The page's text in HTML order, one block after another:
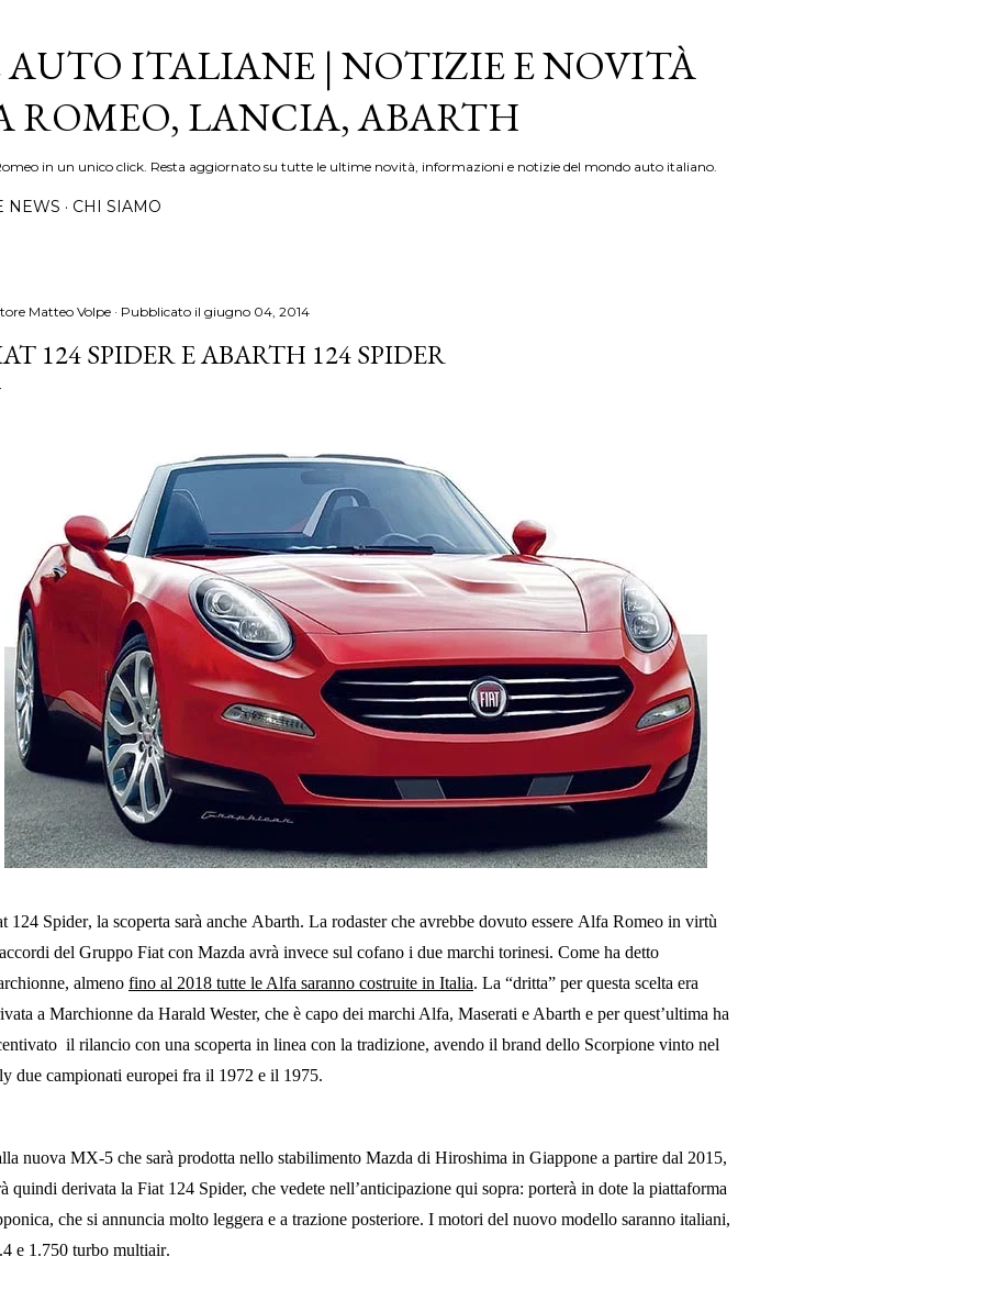
AUTO ITALIANE | NOTIZIE E NOVITÀ
ROMEO, LANCIA, ABARTH
in un unico click. Resta aggiornato su tutte le ultime novità, informazioni e notizie del mondo auto italiano.
NEWS CHI SIAMO
Matteo Volpe Pubblicato il giugno 04, 2014
124 SPIDER E ABARTH 124 SPIDER
124 Spider, la scoperta sarà anche Abarth. La rodasterche avrebbe dovuto essere Alfa Romeo in virtù
del Gruppo Fiat con Mazda avrà invece sul cofano i due marchi torinesi. Come ha detto
almeno fino al 2018 tutte le Alfa saranno costruite in Italia. La “dritta” per questa scelta era
a Marchionne da Harald Wester, che è capo dei marchi Alfa, Maserati e Abarth e per quest’ultima ha
il rilancio con una scoperta in linea con la tradizione, avendo il brand dello Scorpione vinto nel
due campionati europei fra il 1972 e il 1975.
nuova MX-5 che sarà prodotta nello stabilimento Mazda di Hiroshima in Giappone a partire dal 2015,
quindi derivata la Fiat 124 Spider, che vedete nell’anticipazione qui sopra: porterà in dote la piattaforma
che si annuncia molto leggera e a trazione posteriore. I motori del nuovo modello saranno italiani,
e 1.750 turbo multiair.